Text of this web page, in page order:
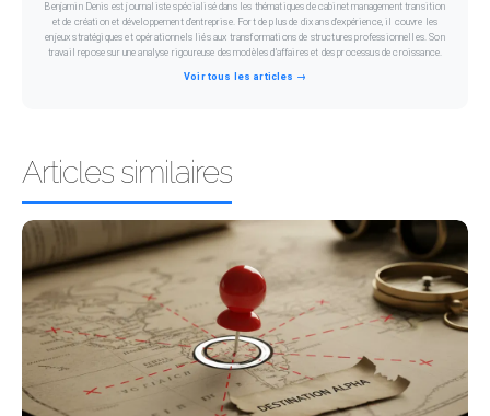
Benjamin Denis est journaliste spécialisé dans les thématiques de cabinet management transition
et de création et développement d’entreprise. Fort de plus de dix ans d’expérience, il couvre les
enjeux stratégiques et opérationnels liés aux transformations de structures professionnelles. Son
travail repose sur une analyse rigoureuse des modèles d’affaires et des processus de croissance.
Voir tous les articles →
Articles similaires